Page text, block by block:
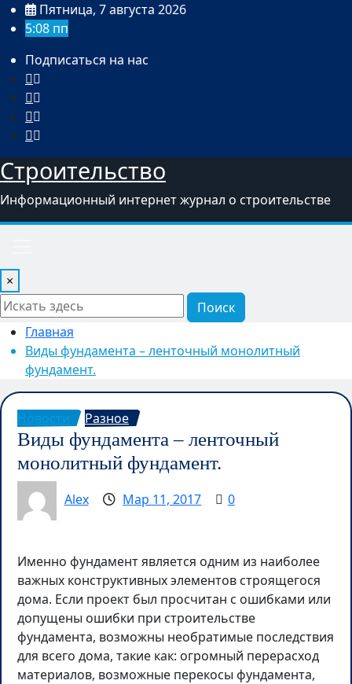
ПерейтиПятница, 7 августа 2026
5:08 пп
Подписаться на нас
Строительство
Информационный интернет журнал о строительстве
×
Поиск
Главная
Виды фундамента – ленточный монолитный
фундамент.
Разное
Виды фундамента – ленточный
монолитный фундамент.
Alex Мар 11, 2017 0
Именно фундамент является одним из наиболее
важных конструктивных элементов строящегося
дома. Если проект был просчитан с ошибками или
допущены ошибки при строительстве
фундамента, возможны необратимые последствия
для всего дома, такие как: огромный перерасход
материалов, возможные перекосы фундамента,